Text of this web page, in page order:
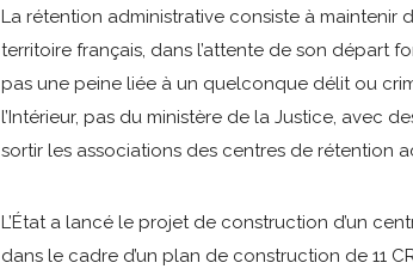
La rétention administrative consiste à maintenir
territoire français, dans l’attente de son départ
pas une peine liée à un quelconque délit ou
l’Intérieur, pas du ministère de la Justice, avec
sortir les associations des centres de rétention
L’État a lancé le projet de construction d’un
dans le cadre d’un plan de construction de 11